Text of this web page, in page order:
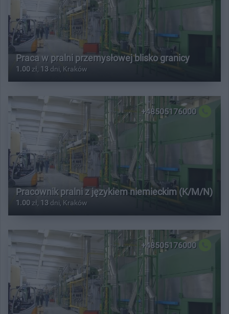
Praca w pralni przemysłowej blisko granicy
1.00 zł, 13 dni, Kraków
+48505176000
Pracownik pralni z językiem niemieckim (K/M/N)
1.00 zł, 13 dni, Kraków
+48505176000